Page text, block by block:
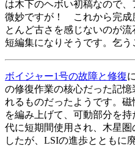
は木下のヘボい初稿なので
微妙ですが！ これから完成
とんど古さを感じないのが
短編集になりそうです。乞う
ボイジャー1号の故障と修復
の修復作業の核心だった記憶
れるものだったようです。
を編み上げて、可動部分を
代に短期間使用され、木星
したが、LSIの進歩とともに